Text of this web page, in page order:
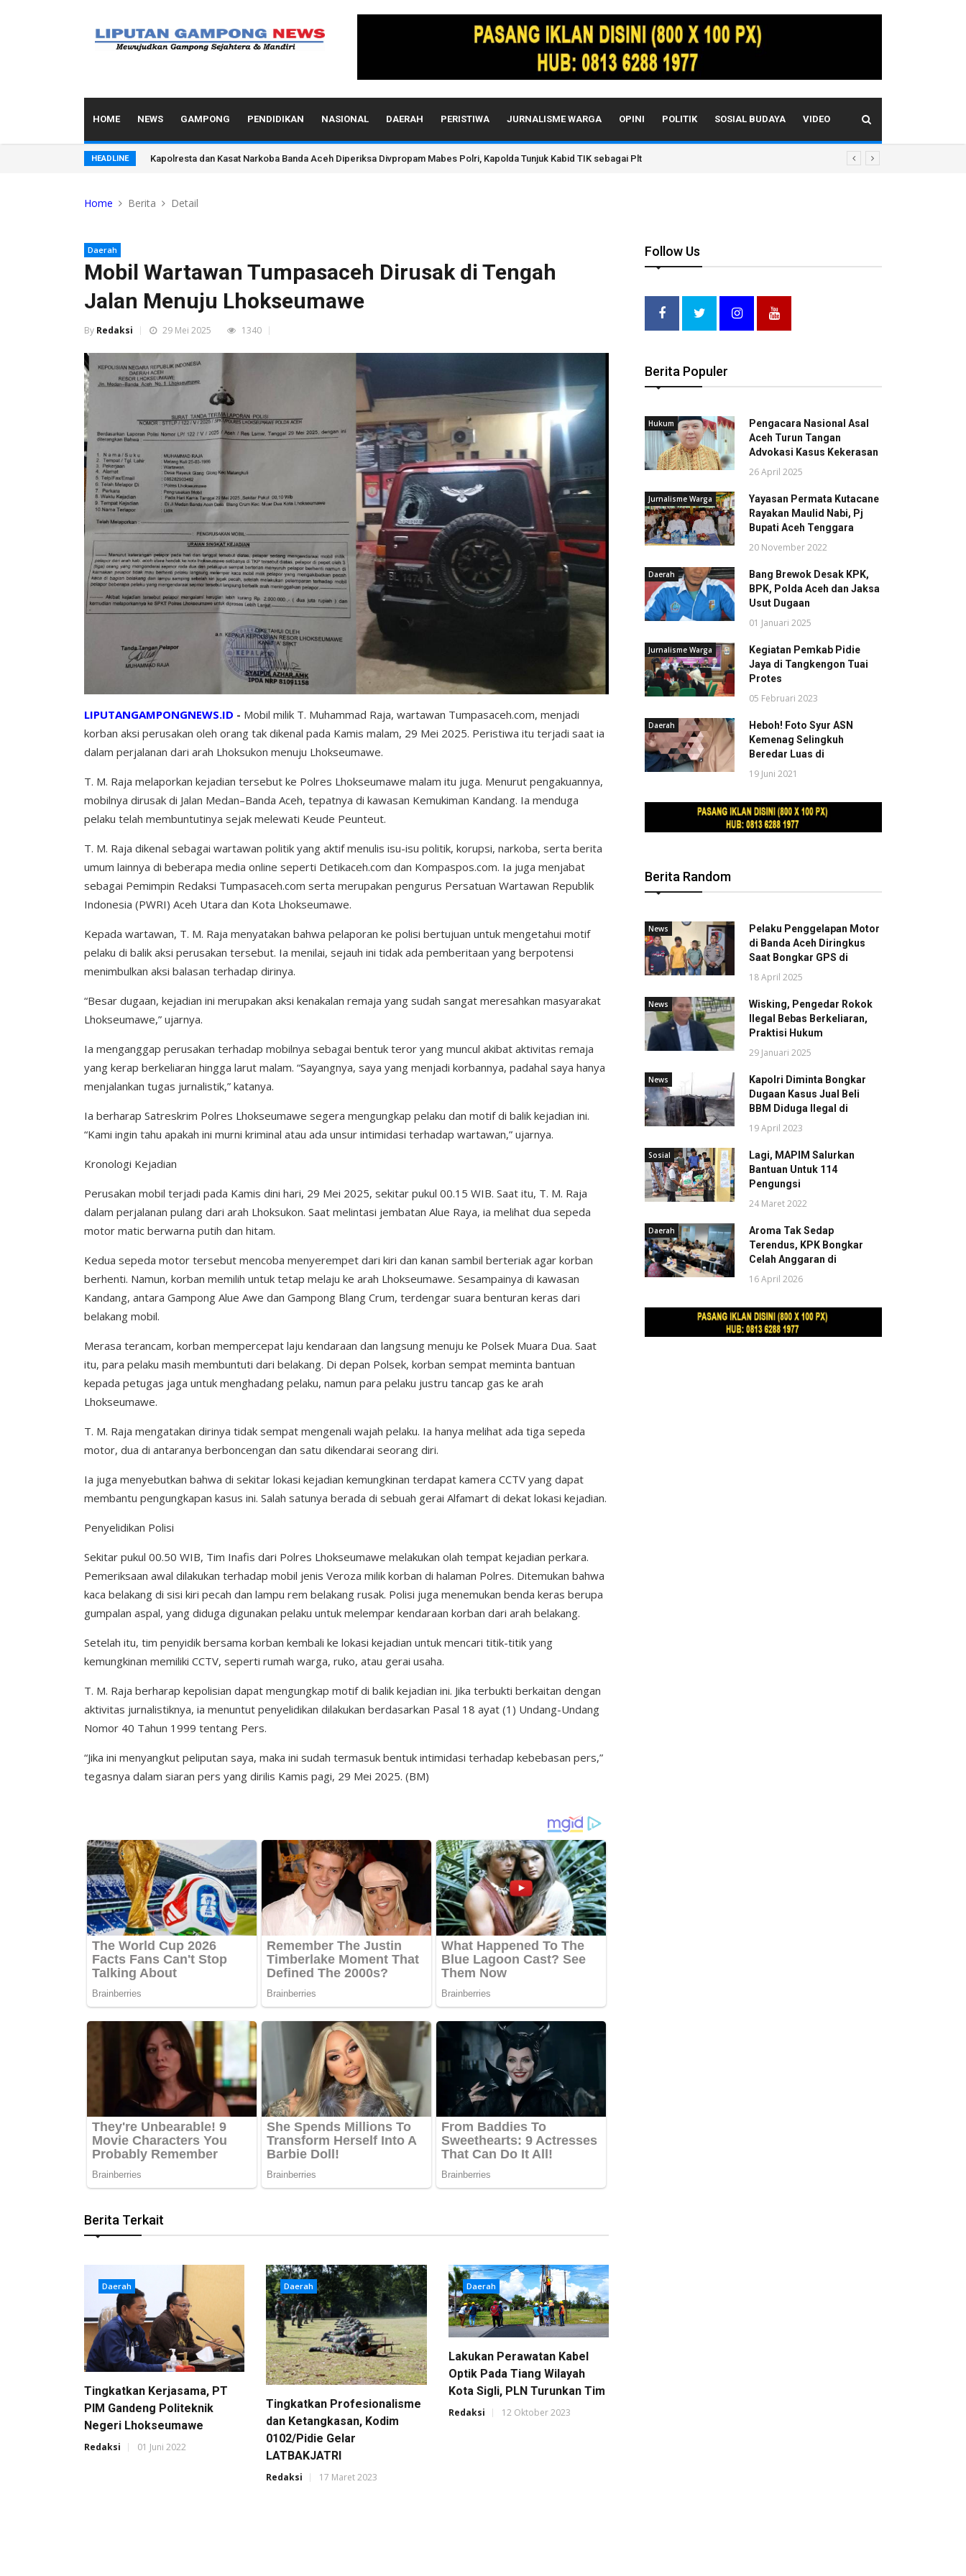
HOME NEWS GAMPONG PENDIDIKAN NASIONAL DAERAH PERISTIWA JURNALISME WARGA OPINI POLITIK SOSIAL BUDAYA VIDEO
HEADLINE Kapolresta dan Kasat Narkoba Banda Aceh Diperiksa Divpropam Mabes Polri, Kapolda Tunjuk Kabid TIK sebagai Plt
Home Berita Detail
Daerah
Mobil Wartawan Tumpasaceh Dirusak di Tengah
Jalan Menuju Lhokseumawe
By Redaksi 29 Mei 2025 1340
LIPUTANGAMPONGNEWS.ID - Mobil milik T. Muhammad Raja, wartawan Tumpasaceh.com, menjadi
korban aksi perusakan oleh orang tak dikenal pada Kamis malam, 29 Mei 2025. Peristiwa itu terjadi saat ia
dalam perjalanan dari arah Lhoksukon menuju Lhokseumawe.
T. M. Raja melaporkan kejadian tersebut ke Polres Lhokseumawe malam itu juga. Menurut pengakuannya,
mobilnya dirusak di Jalan Medan–Banda Aceh, tepatnya di kawasan Kemukiman Kandang. Ia menduga
pelaku telah membuntutinya sejak melewati Keude Peunteut.
T. M. Raja dikenal sebagai wartawan politik yang aktif menulis isu-isu politik, korupsi, narkoba, serta berita
umum lainnya di beberapa media online seperti Detikaceh.com dan Kompaspos.com. Ia juga menjabat
sebagai Pemimpin Redaksi Tumpasaceh.com serta merupakan pengurus Persatuan Wartawan Republik
Indonesia (PWRI) Aceh Utara dan Kota Lhokseumawe.
Kepada wartawan, T. M. Raja menyatakan bahwa pelaporan ke polisi bertujuan untuk mengetahui motif
pelaku di balik aksi perusakan tersebut. Ia menilai, sejauh ini tidak ada pemberitaan yang berpotensi
menimbulkan aksi balasan terhadap dirinya.
“Besar dugaan, kejadian ini merupakan aksi kenakalan remaja yang sudah sangat meresahkan masyarakat
Lhokseumawe,” ujarnya.
Ia menganggap perusakan terhadap mobilnya sebagai bentuk teror yang muncul akibat aktivitas remaja
yang kerap berkeliaran hingga larut malam. “Sayangnya, saya yang menjadi korbannya, padahal saya hanya
menjalankan tugas jurnalistik,” katanya.
Ia berharap Satreskrim Polres Lhokseumawe segera mengungkap pelaku dan motif di balik kejadian ini.
“Kami ingin tahu apakah ini murni kriminal atau ada unsur intimidasi terhadap wartawan,” ujarnya.
Kronologi Kejadian
Perusakan mobil terjadi pada Kamis dini hari, 29 Mei 2025, sekitar pukul 00.15 WIB. Saat itu, T. M. Raja
dalam perjalanan pulang dari arah Lhoksukon. Saat melintasi jembatan Alue Raya, ia melihat dua sepeda
motor matic berwarna putih dan hitam.
Kedua sepeda motor tersebut mencoba menyerempet dari kiri dan kanan sambil berteriak agar korban
berhenti. Namun, korban memilih untuk tetap melaju ke arah Lhokseumawe. Sesampainya di kawasan
Kandang, antara Gampong Alue Awe dan Gampong Blang Crum, terdengar suara benturan keras dari
belakang mobil.
Merasa terancam, korban mempercepat laju kendaraan dan langsung menuju ke Polsek Muara Dua. Saat
itu, para pelaku masih membuntuti dari belakang. Di depan Polsek, korban sempat meminta bantuan
kepada petugas jaga untuk menghadang pelaku, namun para pelaku justru tancap gas ke arah
Lhokseumawe.
T. M. Raja mengatakan dirinya tidak sempat mengenali wajah pelaku. Ia hanya melihat ada tiga sepeda
motor, dua di antaranya berboncengan dan satu dikendarai seorang diri.
Ia juga menyebutkan bahwa di sekitar lokasi kejadian kemungkinan terdapat kamera CCTV yang dapat
membantu pengungkapan kasus ini. Salah satunya berada di sebuah gerai Alfamart di dekat lokasi kejadian.
Penyelidikan Polisi
Sekitar pukul 00.50 WIB, Tim Inafis dari Polres Lhokseumawe melakukan olah tempat kejadian perkara.
Pemeriksaan awal dilakukan terhadap mobil jenis Veroza milik korban di halaman Polres. Ditemukan bahwa
kaca belakang di sisi kiri pecah dan lampu rem belakang rusak. Polisi juga menemukan benda keras berupa
gumpalan aspal, yang diduga digunakan pelaku untuk melempar kendaraan korban dari arah belakang.
Setelah itu, tim penyidik bersama korban kembali ke lokasi kejadian untuk mencari titik-titik yang
kemungkinan memiliki CCTV, seperti rumah warga, ruko, atau gerai usaha.
T. M. Raja berharap kepolisian dapat mengungkap motif di balik kejadian ini. Jika terbukti berkaitan dengan
aktivitas jurnalistiknya, ia menuntut penyelidikan dilakukan berdasarkan Pasal 18 ayat (1) Undang-Undang
Nomor 40 Tahun 1999 tentang Pers.
“Jika ini menyangkut peliputan saya, maka ini sudah termasuk bentuk intimidasi terhadap kebebasan pers,”
tegasnya dalam siaran pers yang dirilis Kamis pagi, 29 Mei 2025. (BM)
Berita Terkait
Daerah
Tingkatkan Kerjasama, PT
PIM Gandeng Politeknik
Negeri Lhokseumawe
Redaksi 01 Juni 2022
Daerah
Tingkatkan Profesionalisme
dan Ketangkasan, Kodim
0102/Pidie Gelar
LATBAKJATRI
Redaksi 17 Maret 2023
Daerah
Lakukan Perawatan Kabel
Optik Pada Tiang Wilayah
Kota Sigli, PLN Turunkan Tim
Redaksi 12 Oktober 2023
Follow Us
Berita Populer
Hukum
Pengacara Nasional Asal
Aceh Turun Tangan
Advokasi Kasus Kekerasan
26 April 2025
Jurnalisme Warga
Yayasan Permata Kutacane
Rayakan Maulid Nabi, Pj
Bupati Aceh Tenggara
20 November 2022
Daerah
Bang Brewok Desak KPK,
BPK, Polda Aceh dan Jaksa
Usut Dugaan
01 Januari 2025
Jurnalisme Warga
Kegiatan Pemkab Pidie
Jaya di Tangkengon Tuai
Protes
05 Februari 2023
Daerah
Heboh! Foto Syur ASN
Kemenag Selingkuh
Beredar Luas di
19 Juni 2021
Berita Random
News
Pelaku Penggelapan Motor
di Banda Aceh Diringkus
Saat Bongkar GPS di
18 April 2025
News
Wisking, Pengedar Rokok
Ilegal Bebas Berkeliaran,
Praktisi Hukum
29 Januari 2025
News
Kapolri Diminta Bongkar
Dugaan Kasus Jual Beli
BBM Diduga Ilegal di
19 April 2023
Sosial
Lagi, MAPIM Salurkan
Bantuan Untuk 114
Pengungsi
24 Maret 2022
Daerah
Aroma Tak Sedap
Terendus, KPK Bongkar
Celah Anggaran di
16 April 2026